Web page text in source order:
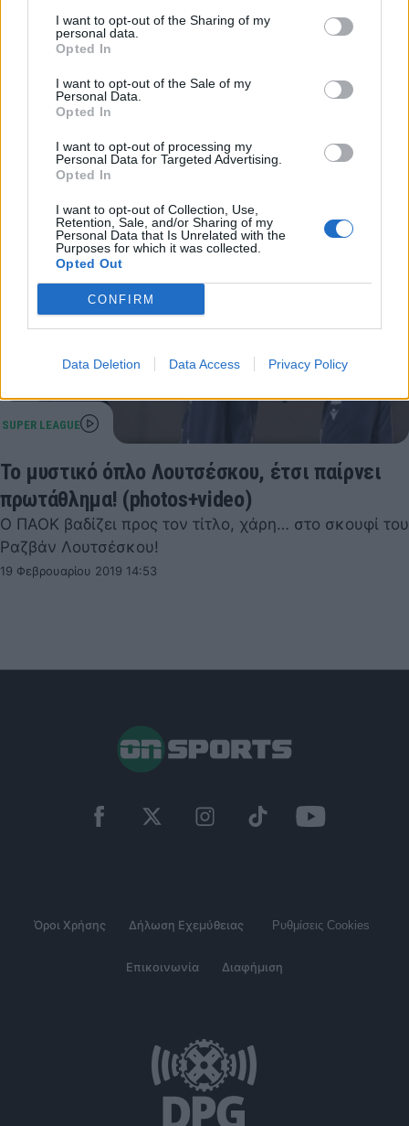
I want to opt-out of the Sharing of my
personal data.
Opted In
I want to opt-out of the Sale of my
Personal Data.
Opted In
I want to opt-out of processing my
Personal Data for Targeted Advertising.
Opted In
I want to opt-out of Collection, Use,
Retention, Sale, and/or Sharing of my
Personal Data that Is Unrelated with the
Purposes for which it was collected.
Opted Out
CONFIRM
Data Deletion Data Access Privacy Policy
ΠΑΟΚ: Τώρα… και στην μπουτίκ το σκουφί
του Λουτσέσκου! (photos)
Όπως αποκάλυψε ο Γιώργος Σαββίδης, το… θρυλικό
πλέον σκουφί του Ραζβάν Λουτσέσκου, πωλείται στην
21 Φεβρουαρίου 2019 14:02
Το μυστικό όπλο Λουτσέσκου, έτσι παίρνει
πρωτάθλημα! (photos+video)
Ο ΠΑΟΚ βαδίζει προς τον τίτλο, χάρη… στο σκουφί του
Ραζβάν Λουτσέσκου!
19 Φεβρουαρίου 2019 14:53
Όροι Χρήσης Δήλωση Εχεμύθειας Ρυθμίσεις Cookies
Επικοινωνία Διαφήμιση